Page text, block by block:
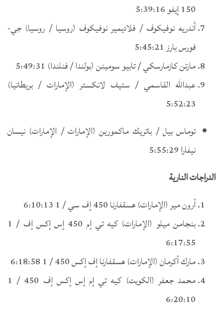
150 إيفو 5:39:16
أندريه نوفيكوف / فلاديمير نوفيكوف (روسيا / روسيا) جي-
فورس بارز 5:45:21
مارتن كازمارسكي / تابيو سومينن (بولندا / فنلندا) 5:49:31
عبدالله القاسمي / ستيف لانكستر (الإمارات / بريطانيا)
5:52:23
توماس بيل / باتريك ماكمورين (الإمارات / الإمارات) نيسان
نيفارا 5:55:29
الدراجات النارية
أرون مير (الإمارات) هسقفارنا 450 إف سي / 1 6:10:13
بنجامن ميلو (الإمارات) كيه تي إم 450 إس إكس إف / 1
6:17:55
مارك أكرمان (الإمارات) هسقفارنا إف إكس 450 / 1 6:18:58
محمد جعفر (الكويت) كيه تي إم إس إكس إف 450 / 1
6:20:10